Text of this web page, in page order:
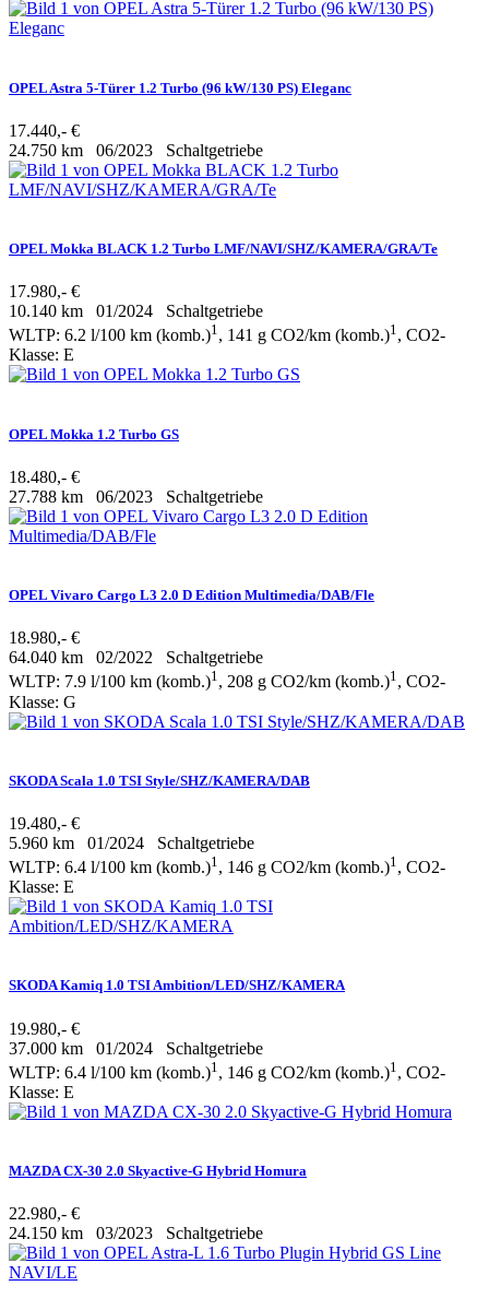
OPEL Astra 5-Türer 1.2 Turbo (96 kW/130 PS) Eleganc
17.440,- €
24.750 km 06/2023 Schaltgetriebe
OPEL Mokka BLACK 1.2 Turbo LMF/NAVI/SHZ/KAMERA/GRA/Te
17.980,- €
10.140 km 01/2024 Schaltgetriebe
WLTP: 6.2 l/100 km (komb.)1, 141 g CO2/km (komb.)1, CO2-
Klasse: E
OPEL Mokka 1.2 Turbo GS
18.480,- €
27.788 km 06/2023 Schaltgetriebe
OPEL Vivaro Cargo L3 2.0 D Edition Multimedia/DAB/Fle
18.980,- €
64.040 km 02/2022 Schaltgetriebe
WLTP: 7.9 l/100 km (komb.)1, 208 g CO2/km (komb.)1, CO2-
Klasse: G
SKODA Scala 1.0 TSI Style/SHZ/KAMERA/DAB
19.480,- €
5.960 km 01/2024 Schaltgetriebe
WLTP: 6.4 l/100 km (komb.)1 , 146 g CO2/km (komb.)1 , CO2-
Klasse: E
SKODA Kamiq 1.0 TSI Ambition/LED/SHZ/KAMERA
19.980,- €
37.000 km 01/2024 Schaltgetriebe
WLTP: 6.4 l/100 km (komb.)1 , 146 g CO2/km (komb.)1 , CO2-
Klasse: E
MAZDA CX-30 2.0 Skyactive-G Hybrid Homura
22.980,- €
24.150 km 03/2023 Schaltgetriebe